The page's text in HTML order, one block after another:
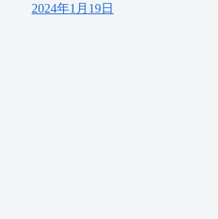
2024年1月19日